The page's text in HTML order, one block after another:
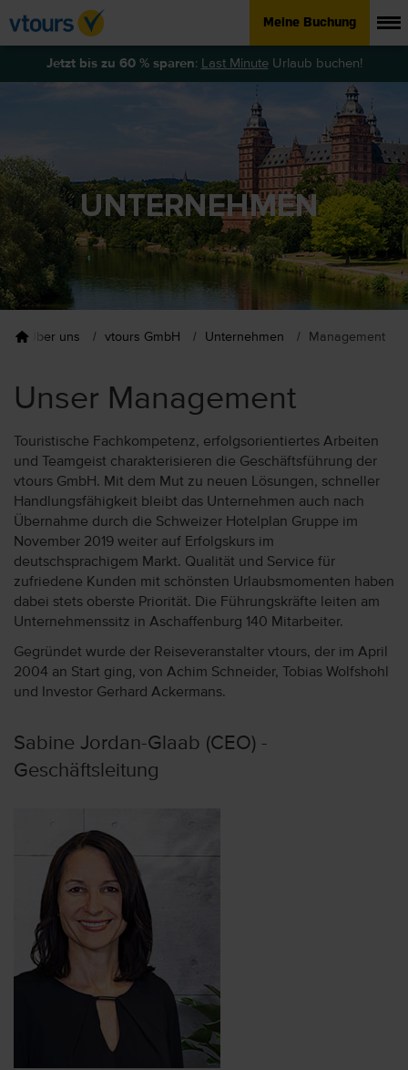
Meine Buchung
Jetzt bis zu 60 % sparen: Last MinuteUrlaub buchen!
Über uns vtours GmbH Unternehmen Management
Unser Management
Touristische Fachkompetenz, erfolgsorientiertes Arbeiten
und Teamgeist charakterisieren die Geschäftsführung der
vtours GmbH. Mit dem Mut zu neuen Lösungen, schneller
Handlungsfähigkeit bleibt das Unternehmen auch nach
Übernahme durch die Schweizer Hotelplan Gruppe im
November 2019 weiter auf Erfolgskurs im
deutschsprachigem Markt. Qualität und Service für
zufriedene Kunden mit schönsten Urlaubsmomenten haben
dabei stets oberste Priorität. Die Führungskräfte leiten am
Unternehmenssitz in Aschaffenburg 140 Mitarbeiter.
Gegründet wurde der Reiseveranstalter vtours, der im April
2004 an Start ging, von Achim Schneider, Tobias Wolfshohl
und Investor Gerhard Ackermans.
Sabine Jordan-Glaab (CEO) -
Geschäftsleitung